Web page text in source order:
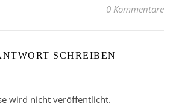
0 Kommentare
SCHREIBEN
wird nicht veröffentlicht.